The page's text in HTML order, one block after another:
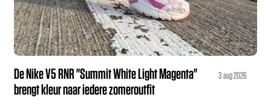
De Nike V5 RNR "Summit White Light Magenta"
brengt kleur naar iedere zomeroutfit
3 aug 2026